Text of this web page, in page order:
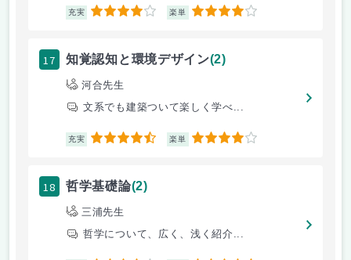
充実 4 楽単 4
17 知覚認知と環境デザイン(2)
河合先生
文系でも建築ついて楽しく学べ...
充実 4.5 楽単 4
18 哲学基礎論(2)
三浦先生
哲学について、広く、浅く紹介...